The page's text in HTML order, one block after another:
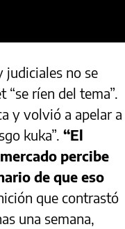
judiciales no se
ríen del tema”.
y volvió a apelar a
kuka”. “El
percibe
de que eso
que contrastó
una semana,